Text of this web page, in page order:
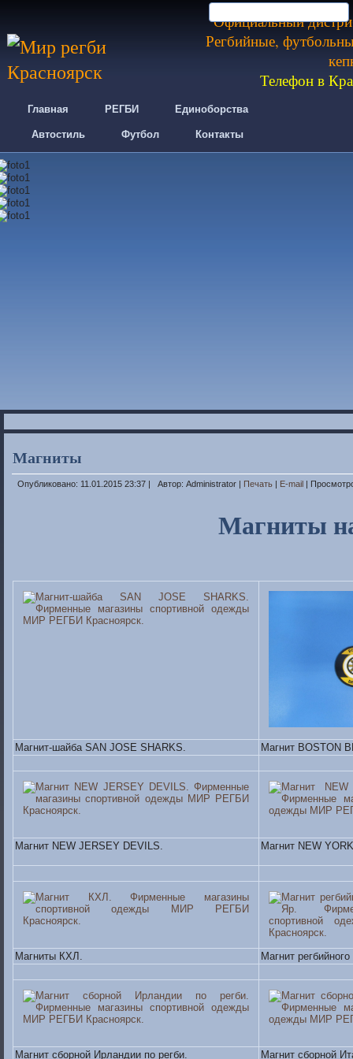
Официальный
Регбийные,
Телефон в
Главная РЕГБИ Единоборства
Автостиль Футбол Контакты
Магниты
Опубликовано: 11.01.2015 23:37 | Автор: Administrator | Печать | E-mail |
Магниты
Магнит-шайба SAN JOSE SHARKS. Магнит BOSTON
Магнит NEW JERSEY DEVILS. Магнит NEW
Магниты КХЛ. Магнит
Магнит сборной Ирландии по регби. Магнит сборной